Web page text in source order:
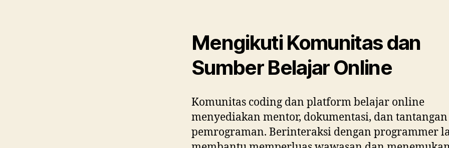
Mengikuti Komunitas dan
Sumber Belajar Online
Komunitas coding dan platform belajar online
menyediakan mentor, dokumentasi, dan tantangan
pemrograman. Berinteraksi dengan programmer